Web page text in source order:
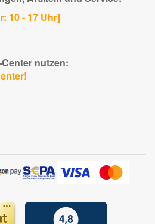
10 - 17 Uhr]
nutzen: